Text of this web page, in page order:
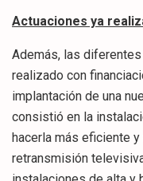
Actuaciones ya
Además, las
realizado con
implantación de una
consistió en la
hacerla más eficiente
retransmisión